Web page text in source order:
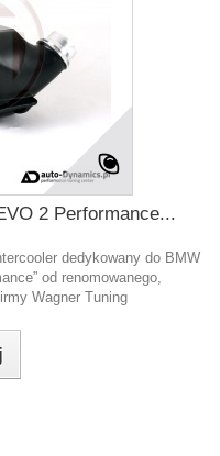
2 Performance...
dedykowany do BMW
od renomowanego,
Wagner Tuning